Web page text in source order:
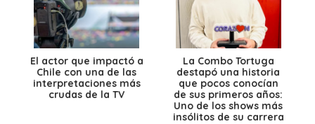
El actor que impactó a
Chile con una de las
interpretaciones más
crudas de la TV
La Combo Tortuga
destapó una historia
que pocos conocían
de sus primeros años:
Uno de los shows más
insólitos de su carrera